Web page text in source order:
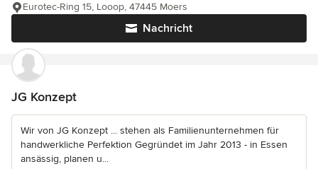
Nachricht
Eurotec-Ring 15, Looop, 47445 Moers
JG Konzept
Wir von JG Konzept ... stehen als Familienunternehmen für
handwerkliche Perfektion Gegründet im Jahr 2013 - in Essen
ansässig, planen u...